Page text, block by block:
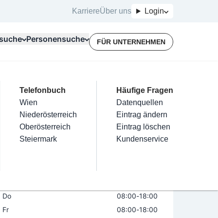
KarriereÜber uns Login
Kategorien
Friseur
Nägel
Haarentfernung
Make-Up
Für Unternehmer
Terminbuchung
Kostenlose Beratung
Top Branchen
Elektriker
Installateure
Maler & Lackierer
Branchen A-Z
Mein Firmeneintrag
Eintrag hinzufügen
Eintrag beanspruchen
Eintrag verwalten
Eintrag bewerben
Personensuche
Telefonbuch
Wien
Niederösterreich
Oberösterreich
Steiermark
Häufige Fragen
Datenquellen
Eintrag ändern
Eintrag löschen
Kundenservice
FÜR UNTERNEHMEN
Berthold
Öffnungszeiten
Do
08:00-18:00
Fr
08:00-18:00